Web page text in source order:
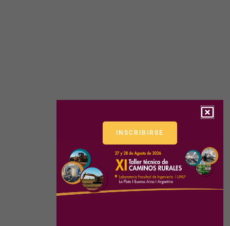
INSCRIBIRSE